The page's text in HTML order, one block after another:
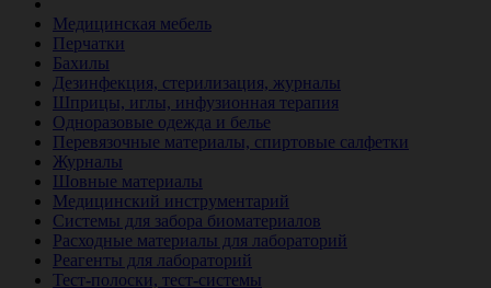
Медицинская мебель
Перчатки
Бахилы
Дезинфекция, стерилизация, журналы
Шприцы, иглы, инфузионная терапия
Одноразовые одежда и белье
Перевязочные материалы, спиртовые салфетки
Журналы
Шовные материалы
Медицинский инструментарий
Системы для забора биоматериалов
Расходные материалы для лабораторий
Реагенты для лабораторий
Тест-полоски, тест-системы